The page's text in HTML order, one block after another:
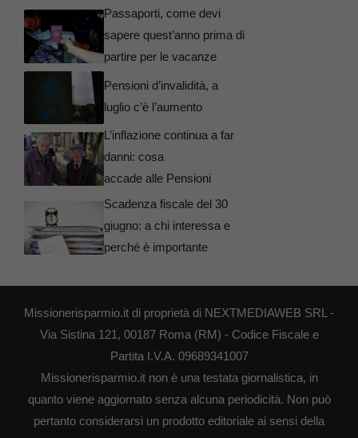
Passaporti, come devi
sapere quest’anno prima di
partire per le vacanze
Pensioni d’invalidità, a
luglio c’è l’aumento
L’inflazione continua a far
danni: cosa
accade alle Pensioni
Scadenza fiscale del 30
giugno: a chi interessa e
perché è importante
Missionerisparmio.it di proprietà di NEXTMEDIAWEB SRL -
Via Sistina 121, 00187 Roma (RM) - Codice Fiscale e
Partita I.V.A. 09689341007
Missionerisparmio.it non è una testata giornalistica, in
quanto viene aggiornato senza alcuna periodicità. Non può
pertanto considerarsi un prodotto editoriale ai sensi della